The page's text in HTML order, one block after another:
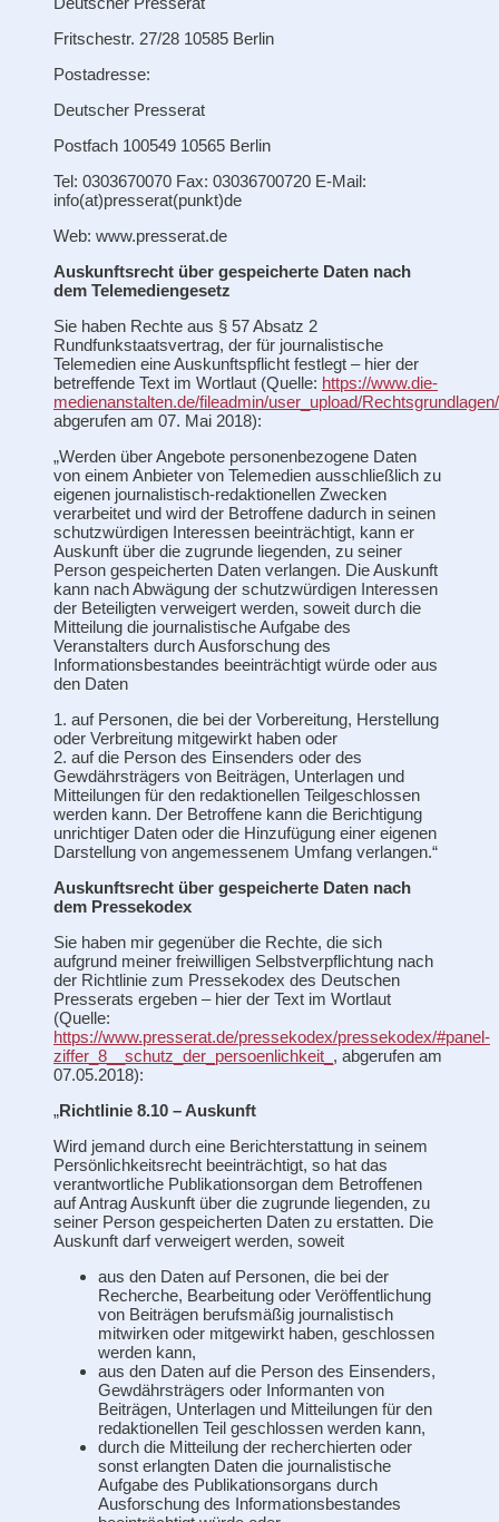
Fritschestr. 27/28 10585 Berlin
Postadresse:
Deutscher Presserat
Postfach 100549 10565 Berlin
Tel: 0303670070 Fax: 03036700720 E-Mail:
info(at)presserat(punkt)de
Web: www.presserat.de
Auskunftsrecht über gespeicherte Daten nach
dem Telemediengesetz
Sie haben Rechte aus § 57 Absatz 2
Rundfunkstaatsvertrag, der für journalistische
Telemedien eine Auskunftspflicht festlegt – hier der
betreffende Text im Wortlaut (Quelle: https://www.die-
medienanstalten.de/fileadmin/user_upload/
abgerufen am 07. Mai 2018):
„Werden über Angebote personenbezogene Daten
von einem Anbieter von Telemedien ausschließlich zu
eigenen journalistisch-redaktionellen Zwecken
verarbeitet und wird der Betroffene dadurch in seinen
schutzwürdigen Interessen beeinträchtigt, kann er
Auskunft über die zugrunde liegenden, zu seiner
Person gespeicherten Daten verlangen. Die Auskunft
kann nach Abwägung der schutzwürdigen Interessen
der Beteiligten verweigert werden, soweit durch die
Mitteilung die journalistische Aufgabe des
Veranstalters durch Ausforschung des
Informationsbestandes beeinträchtigt würde oder aus
den Daten
1. auf Personen, die bei der Vorbereitung, Herstellung
oder Verbreitung mitgewirkt haben oder
2. auf die Person des Einsenders oder des
Gewdährsträgers von Beiträgen, Unterlagen und
Mitteilungen für den redaktionellen Teilgeschlossen
werden kann. Der Betroffene kann die Berichtigung
unrichtiger Daten oder die Hinzufügung einer eigenen
Darstellung von angemessenem Umfang verlangen.“
Auskunftsrecht über gespeicherte Daten nach
dem Pressekodex
Sie haben mir gegenüber die Rechte, die sich
aufgrund meiner freiwilligen Selbstverpflichtung nach
der Richtlinie zum Pressekodex des Deutschen
Presserats ergeben – hier der Text im Wortlaut
(Quelle:
https://www.presserat.de/pressekodex/pressekodex/#panel-
ziffer_8__schutz_der_persoenlichkeit_ , abgerufen am
07.05.2018):
„Richtlinie 8.10 – Auskunft
Wird jemand durch eine Berichterstattung in seinem
Persönlichkeitsrecht beeinträchtigt, so hat das
verantwortliche Publikationsorgan dem Betroffenen
auf Antrag Auskunft über die zugrunde liegenden, zu
seiner Person gespeicherten Daten zu erstatten. Die
Auskunft darf verweigert werden, soweit
aus den Daten auf Personen, die bei der
Recherche, Bearbeitung oder Veröffentlichung
von Beiträgen berufsmäßig journalistisch
mitwirken oder mitgewirkt haben, geschlossen
werden kann,
aus den Daten auf die Person des Einsenders,
Gewdährsträgers oder Informanten von
Beiträgen, Unterlagen und Mitteilungen für den
redaktionellen Teil geschlossen werden kann,
durch die Mitteilung der recherchierten oder
sonst erlangten Daten die journalistische
Aufgabe des Publikationsorgans durch
Ausforschung des Informationsbestandes